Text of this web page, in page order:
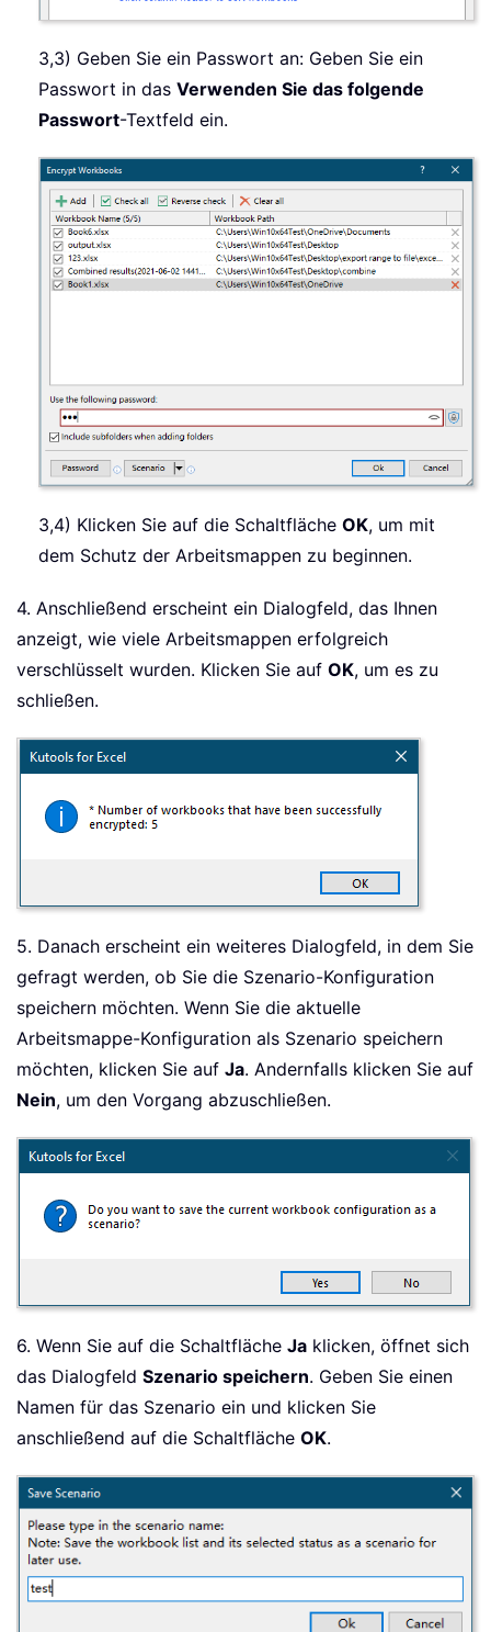
3,3) Geben Sie ein Passwort an: Geben Sie ein
Passwort in das Verwenden Sie das folgende
Passwort-Textfeld ein.
3,4) Klicken Sie auf die Schaltfläche OK, um mit
dem Schutz der Arbeitsmappen zu beginnen.
4. Anschließend erscheint ein Dialogfeld, das Ihnen
anzeigt, wie viele Arbeitsmappen erfolgreich
verschlüsselt wurden. Klicken Sie auf OK, um es zu
schließen.
5. Danach erscheint ein weiteres Dialogfeld, in dem Sie
gefragt werden, ob Sie die Szenario-Konfiguration
speichern möchten. Wenn Sie die aktuelle
Arbeitsmappe-Konfiguration als Szenario speichern
möchten, klicken Sie auf Ja. Andernfalls klicken Sie auf
Nein, um den Vorgang abzuschließen.
6. Wenn Sie auf die Schaltfläche Ja klicken, öffnet sich
das Dialogfeld Szenario speichern. Geben Sie einen
Namen für das Szenario ein und klicken Sie
anschließend auf die Schaltfläche OK.